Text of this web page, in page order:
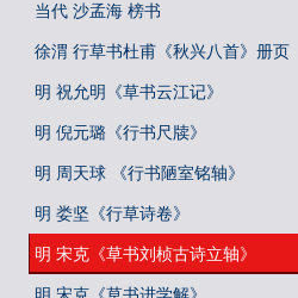
当代 沙孟海 榜书
徐渭 行草书杜甫《秋兴八首》册页
明 祝允明《草书云江记》
明 倪元璐《行书尺牍》
明 周天球 《行书陋室铭轴》
明 娄坚《行草诗卷》
明 宋克《草书刘桢古诗立轴》